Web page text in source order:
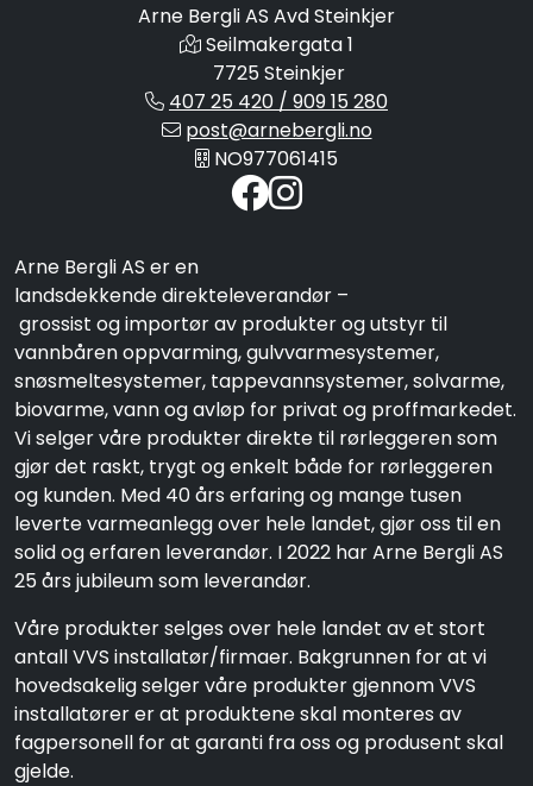
Arne Bergli AS Avd Steinkjer
Seilmakergata 1
7725 Steinkjer
407 25 420 / 909 15 280
post@arnebergli.no
NO977061415
Arne Bergli AS er en
landsdekkende direkteleverandør –
grossist og importør av produkter og utstyr til
vannbåren oppvarming, gulvvarmesystemer,
snøsmeltesystemer, tappevannsystemer, solvarme,
biovarme, vann og avløp for privat og proffmarkedet.
Vi selger våre produkter direkte til rørleggeren som
gjør det raskt, trygt og enkelt både for rørleggeren
og kunden. Med 40 års erfaring og mange tusen
leverte varmeanlegg over hele landet, gjør oss til en
solid og erfaren leverandør. I 2022 har Arne Bergli AS
25 års jubileum som leverandør.
Våre produkter selges over hele landet av et stort
antall VVS installatør/firmaer. Bakgrunnen for at vi
hovedsakelig selger våre produkter gjennom VVS
installatører er at produktene skal monteres av
fagpersonell for at garanti fra oss og produsent skal
gjelde.